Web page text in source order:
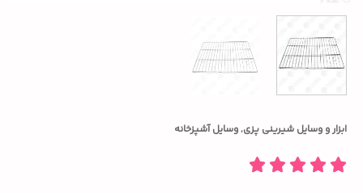
ابزار و وسایل شیرینی پزی,وسایل آشپزخانه